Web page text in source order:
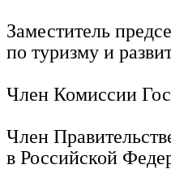
Заместитель
по туризму и
Член Комиссии
Член
в Российской